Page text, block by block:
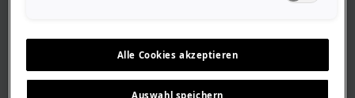
Stellenangebote
Geschichte
Alle Cookies akzeptieren
Auswahl speichern